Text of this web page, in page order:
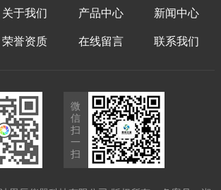
关于我们 产品中心 新闻中心
荣誉资质 在线留言 联系我们
微
信
扫
一
扫